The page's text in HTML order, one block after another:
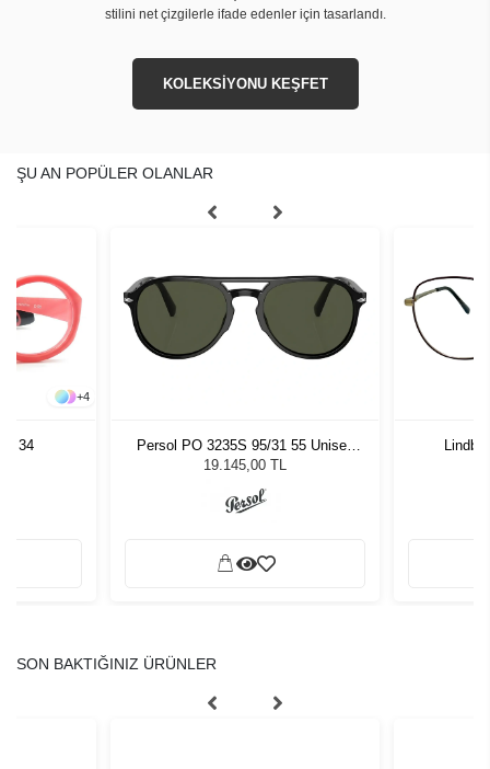
stilini net çizgilerle ifade edenler için tasarlandı.
KOLEKSİYONU KEŞFET
ŞU AN POPÜLER OLANLAR
+4
- 34
Persol PO 3235S 95/31 55 Unisex
Güneş Gözlüğü
19.145,00 TL
SON BAKTIĞINIZ ÜRÜNLER